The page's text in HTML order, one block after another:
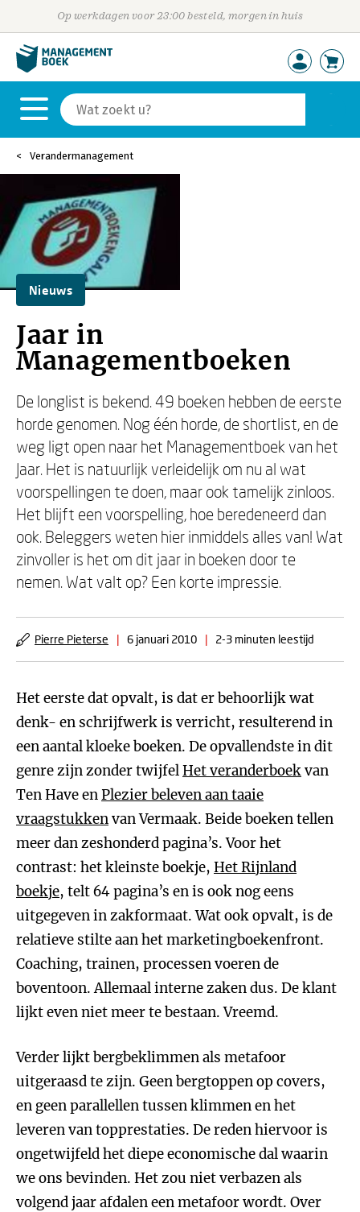
Op werkdagen voor 23:00 besteld, morgen in huis
Verandermanagement
Nieuws
Jaar in
Managementboeken
De longlist is bekend. 49 boeken hebben de eerste
horde genomen. Nog één horde, de shortlist, en de
weg ligt open naar het Managementboek van het
Jaar. Het is natuurlijk verleidelijk om nu al wat
voorspellingen te doen, maar ook tamelijk zinloos.
Het blijft een voorspelling, hoe beredeneerd dan
ook. Beleggers weten hier inmiddels alles van! Wat
zinvoller is het om dit jaar in boeken door te
nemen. Wat valt op? Een korte impressie.
Pierre Pieterse | 6 januari 2010 | 2-3 minuten leestijd
Het eerste dat opvalt, is dat er behoorlijk wat
denk- en schrijfwerk is verricht, resulterend in
een aantal kloeke boeken. De opvallendste in dit
genre zijn zonder twijfelHet veranderboekvan
Ten Have enPlezier beleven aan taaie
vraagstukkenvan Vermaak. Beide boeken tellen
meer dan zeshonderd pagina’s. Voor het
contrast: het kleinste boekje, Het Rijnland
boekje, telt 64 pagina’s en is ook nog eens
uitgegeven in zakformaat. Wat ook opvalt, is de
relatieve stilte aan het marketingboekenfront.
Coaching, trainen, processen voeren de
boventoon. Allemaal interne zaken dus. De klant
lijkt even niet meer te bestaan. Vreemd.
Verder lijkt bergbeklimmen als metafoor
uitgeraasd te zijn. Geen bergtoppen op covers,
en geen parallellen tussen klimmen en het
leveren van topprestaties. De reden hiervoor is
ongetwijfeld het diepe economische dal waarin
we ons bevinden. Het zou niet verbazen als
volgend jaar afdalen een metafoor wordt. Over